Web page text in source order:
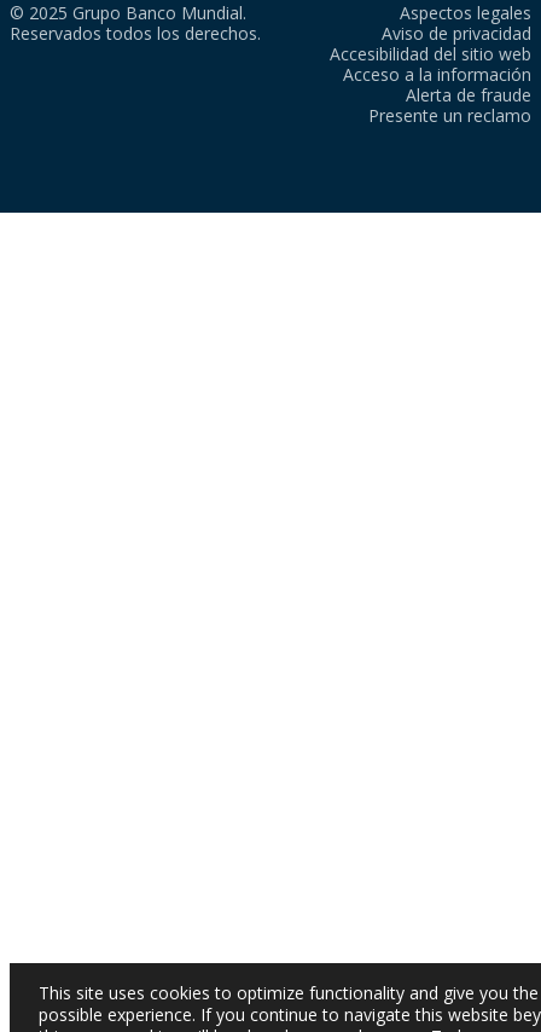
© 2025 Grupo Banco Mundial.
Reservados todos los derechos.
Aspectos legales
Aviso de privacidad
Accesibilidad del sitio web
Acceso a la información
Alerta de fraude
Presente un reclamo
This site uses cookies to optimize functionality and give you
possible experience. If you continue to navigate this website